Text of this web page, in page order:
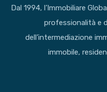
Dal 1994, l’Immobiliare
professionalità e
dell’intermediazione
immobile,